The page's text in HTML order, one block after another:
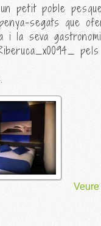
petit poble
segats que
i la seva